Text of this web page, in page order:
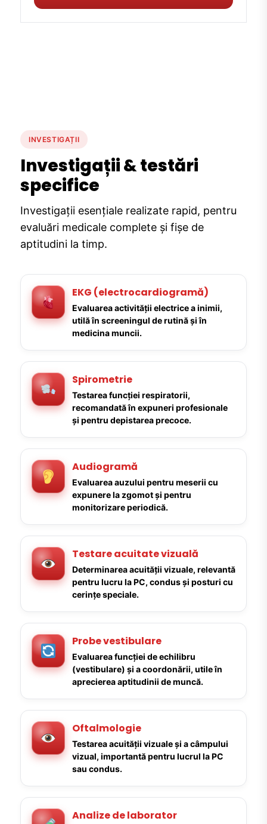
INVESTIGAȚII
Investigații & testări
specifice
Investigații esențiale realizate rapid, pentru
evaluări medicale complete și fișe de
aptitudini la timp.
EKG (electrocardiogramă)
Evaluarea activității electrice a inimii,
utilă în screeningul de rutină și în
medicina muncii.
Spirometrie
Testarea funcției respiratorii,
recomandată în expuneri profesionale
și pentru depistarea precoce.
Audiogramă
Evaluarea auzului pentru meserii cu
expunere la zgomot și pentru
monitorizare periodică.
Testare acuitate vizuală
Determinarea acuității vizuale, relevantă
pentru lucru la PC, condus și posturi cu
cerințe speciale.
Probe vestibulare
Evaluarea funcției de echilibru
(vestibulare) și a coordonării, utile în
aprecierea aptitudinii de muncă.
Oftalmologie
Testarea acuității vizuale și a câmpului
vizual, importantă pentru lucrul la PC
sau condus.
Analize de laborator